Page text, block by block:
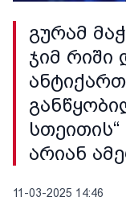
გურამ
ჯიმ რიში
არიან
11-03-2025 14:46